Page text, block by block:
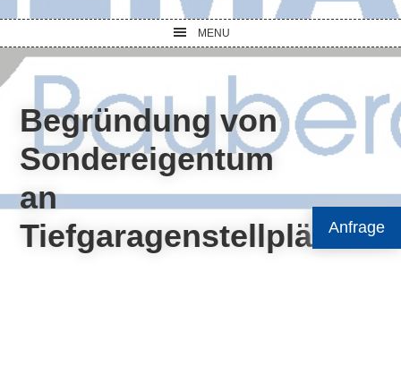
Anfrage
MENU
Begründung von
Sondereigentum
an
Tiefgaragenstellplätzen